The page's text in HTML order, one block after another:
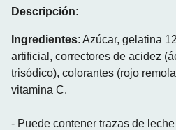
Descripción:
Ingredientes: Azúcar, gelatina
artificial, correctores de acidez
trisódico), colorantes (rojo
vitamina C.
- Puede contener trazas de